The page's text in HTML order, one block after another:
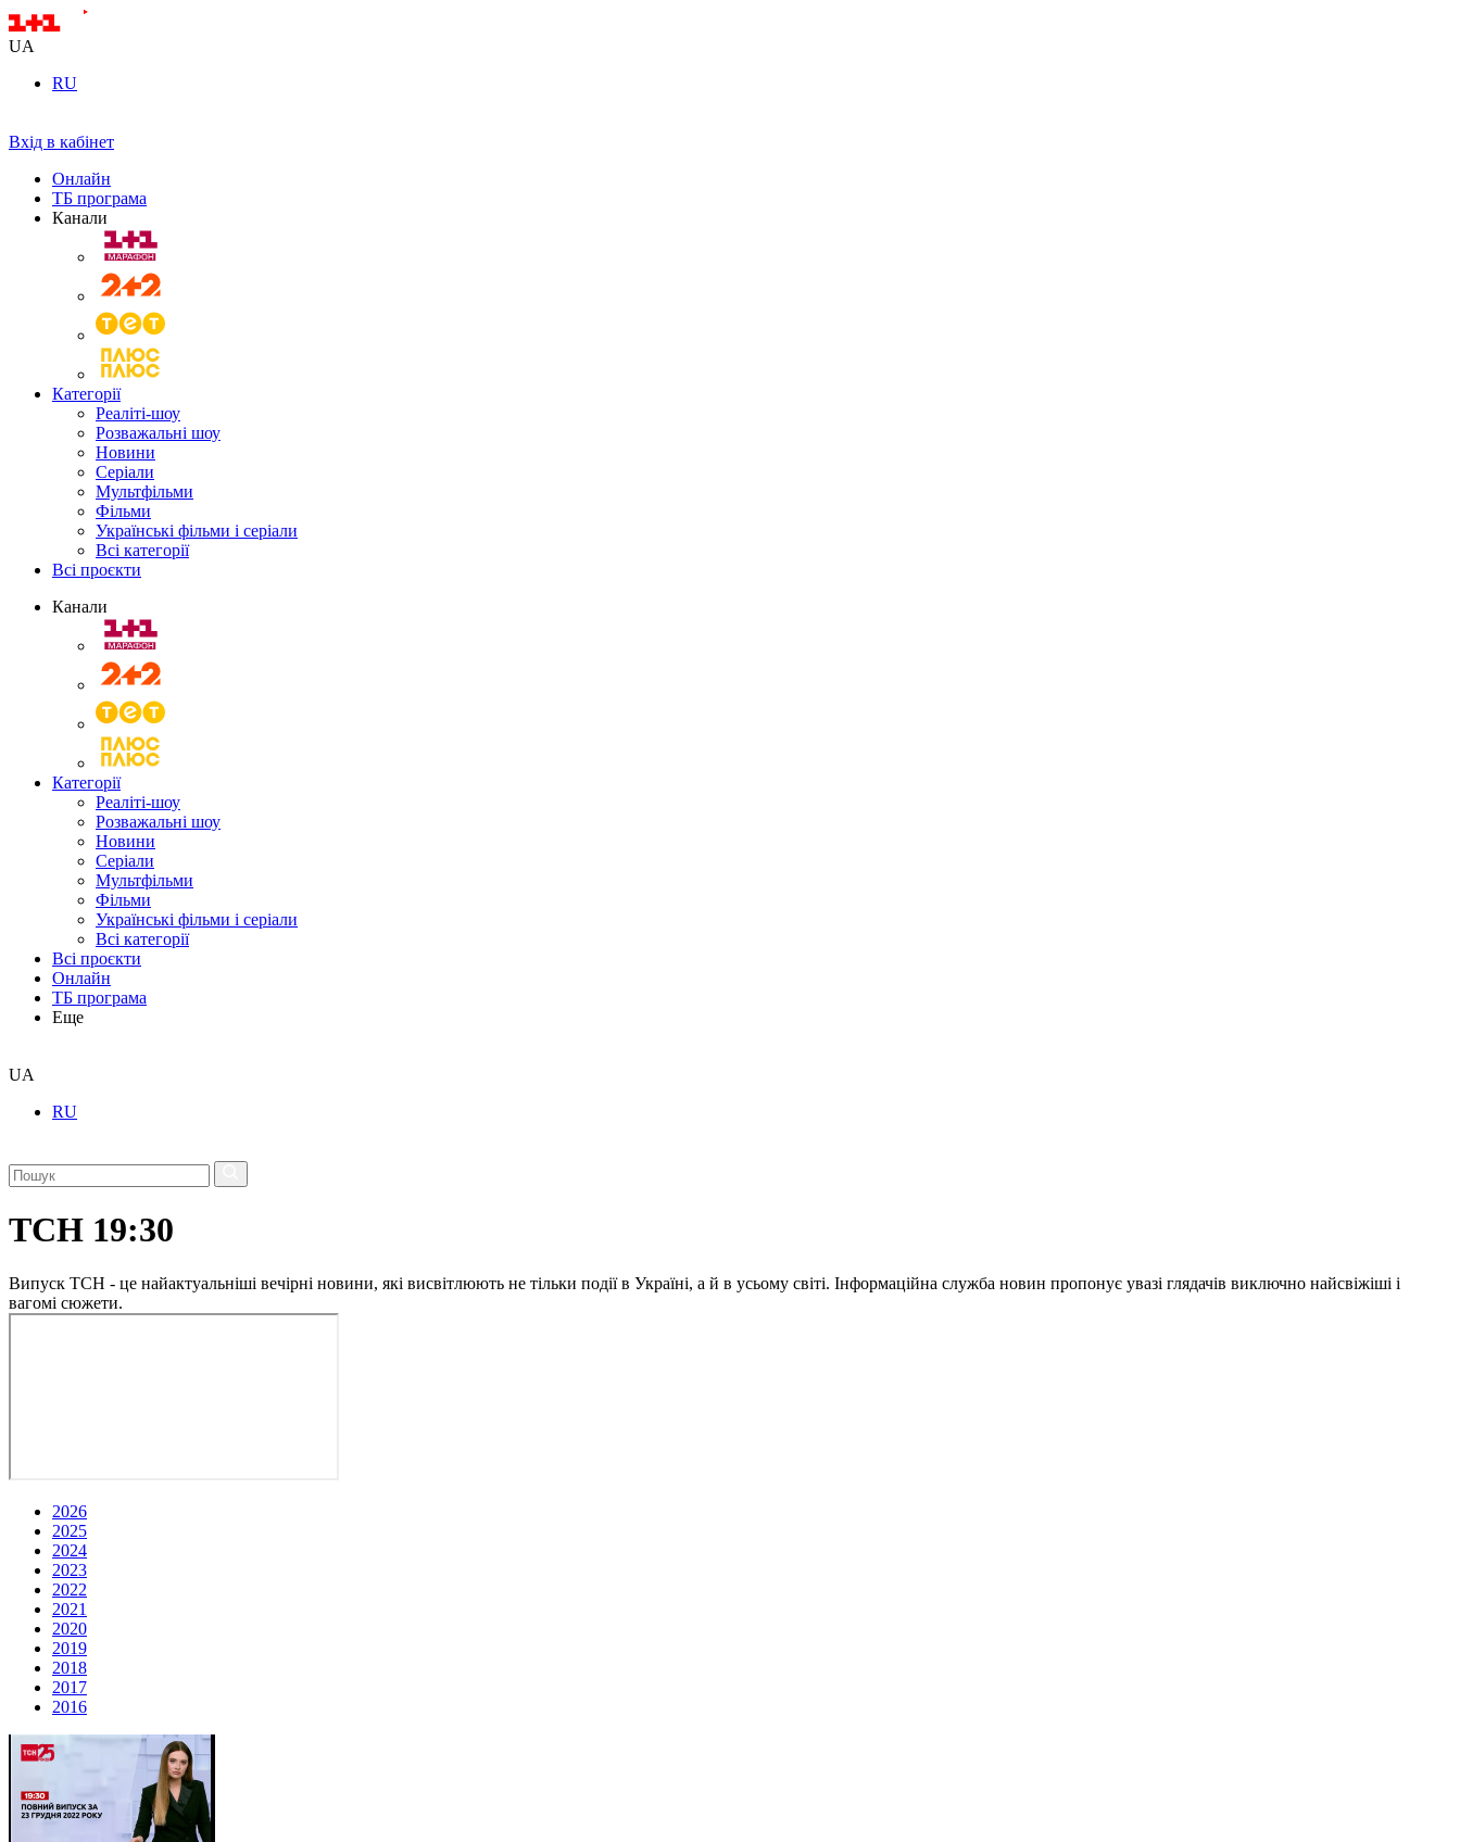
UA
RU
Вхід в кабінет
Онлайн
ТБ програма
Канали
Категорії
Реаліті-шоу
Розважальні шоу
Новини
Серіали
Мультфільми
Фільми
Українські фільми і серіали
Всі категорії
Всі проєкти
Канали
Категорії
Реаліті-шоу
Розважальні шоу
Новини
Серіали
Мультфільми
Фільми
Українські фільми і серіали
Всі категорії
Всі проєкти
Онлайн
ТБ програма
Еще
UA
RU
ТСН 19:30
Випуск ТСН - це найактуальніші вечірні новини, які висвітлюють не тільки події в Україні, а й в усьому світі. Інформаційна служба новин пропонує увазі глядачів виключно найсвіжіші і
вагомі сюжети.
2026
2025
2024
2023
2022
2021
2020
2019
2018
2017
2016